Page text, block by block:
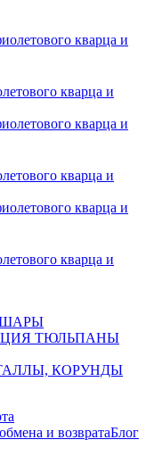
кварца и
кварца и
кварца и
ТЮЛЬПАНЫ
КОРУНДЫ
и возвратаБлог